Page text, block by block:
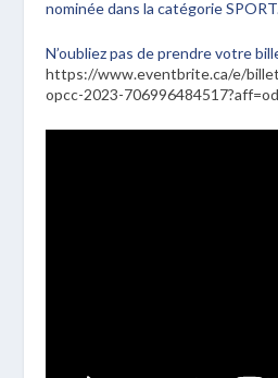
nominée dans la catégorie
N’oubliez pas de prendre votre
https://www.eventbrite.ca/e/
opcc-2023-